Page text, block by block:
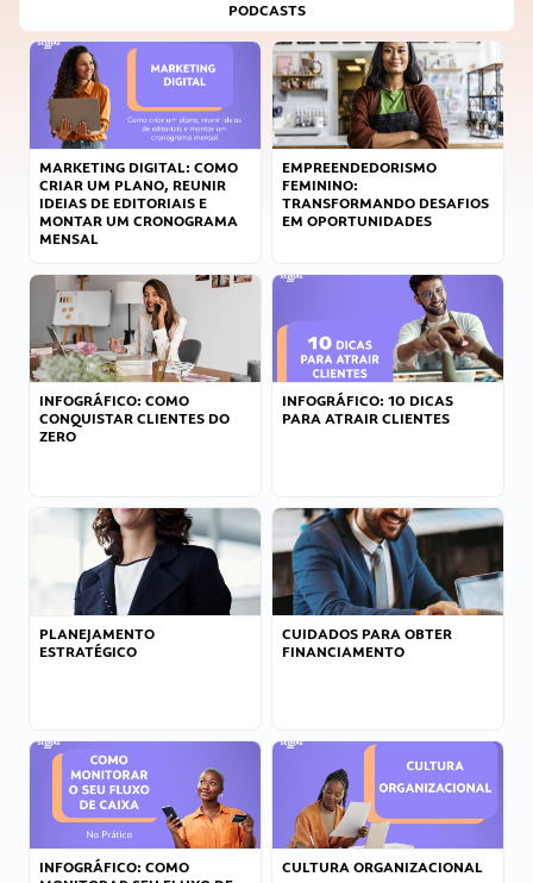
PODCASTS
MARKETING DIGITAL: COMO
CRIAR UM PLANO, REUNIR
IDEIAS DE EDITORIAIS E
MONTAR UM CRONOGRAMA
MENSAL
EMPREENDEDORISMO
FEMININO:
TRANSFORMANDO DESAFIOS
EM OPORTUNIDADES
INFOGRÁFICO: COMO
CONQUISTAR CLIENTES DO
ZERO
INFOGRÁFICO: 10 DICAS
PARA ATRAIR CLIENTES
PLANEJAMENTO
ESTRATÉGICO
CUIDADOS PARA OBTER
FINANCIAMENTO
INFOGRÁFICO: COMO
CULTURA ORGANIZACIONAL